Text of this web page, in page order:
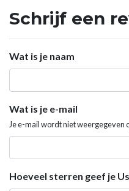
Schrijf een
Wat is je naam
Wat is je e-mail
Je e-mail wordt niet weergegeven
Hoeveel sterren geef je